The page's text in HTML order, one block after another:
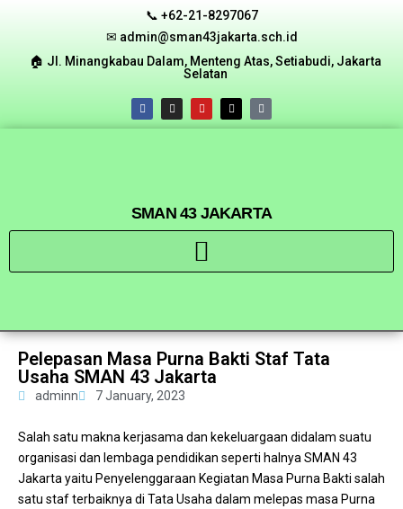
📞 +62-21-8297067
✉ admin@sman43jakarta.sch.id
🏠︎ Jl. Minangkabau Dalam, Menteng Atas, Setiabudi, Jakarta
Selatan
SMAN 43 JAKARTA
Pelepasan Masa Purna Bakti Staf Tata
Usaha SMAN 43 Jakarta
adminn 7 January, 2023
Salah satu makna kerjasama dan kekeluargaan didalam suatu
organisasi dan lembaga pendidikan seperti halnya SMAN 43
Jakarta yaitu Penyelenggaraan Kegiatan Masa Purna Bakti salah
satu staf terbaiknya di Tata Usaha dalam melepas masa Purna